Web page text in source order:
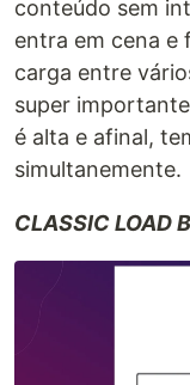
conteúdo sem
entra em cena e
carga entre
super
é alta e afinal,
simultanemente.
CLASSIC LOAD